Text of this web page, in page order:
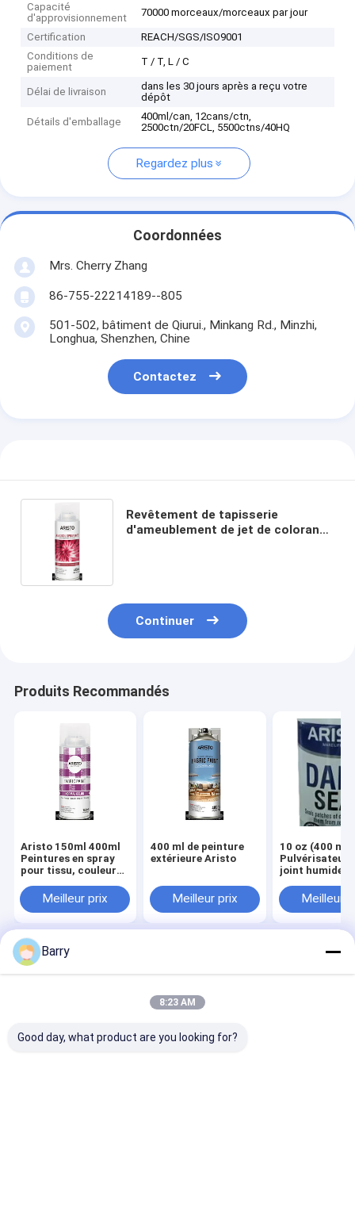
Capacité
d'approvisionnement
70000 morceaux/morceaux par jour
Certification
REACH/SGS/ISO9001
Conditions de
paiement
T / T, L / C
Délai de livraison
dans les 30 jours après a reçu votre
dépôt
Détails d'emballage
400ml/can, 12cans/ctn,
2500ctn/20FCL, 5500ctns/40HQ
Regardez plus
Coordonnées
Mrs. Cherry Zhang
86-755-22214189--805
501-502, bâtiment de Qiurui., Minkang Rd., Minzhi,
Longhua, Shenzhen, Chine
Contactez
Revêtement de tapisserie
d'ameublement de jet de colorant
Continuer
Produits Recommandés
Aristo 150ml 400ml
Peintures en spray
pour tissu, couleurs
Meilleur prix
400 ml de peinture
extérieure Aristo
Meilleur prix
10 oz (400 ml)
Pulvérisateur
joint humide à
résistant aux
moisissures et
utilisation en
extérieur
Meilleur
Plan du site
Politique de confidentialité
peinture de jet de tissuUsine De Chine.Copyright © 2026
Aristo Industries Corporation Limited. All Rights Reserved.
Barry
8:23 AM
Good day, what product are you looking for?